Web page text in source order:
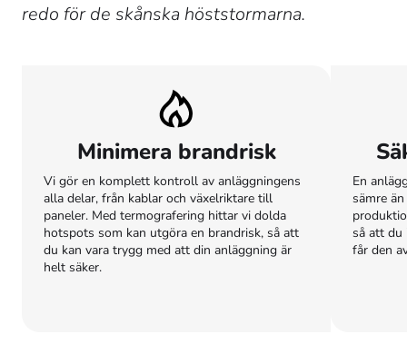
redo för de skånska höststormarna.
Minimera brandrisk
Vi gör en komplett kontroll av anläggningens
alla delar, från kablar och växelriktare till
paneler. Med termografering hittar vi dolda
hotspots som kan utgöra en brandrisk, så att
du kan vara trygg med att din anläggning är
helt säker.
En
sämre
så att du
får den